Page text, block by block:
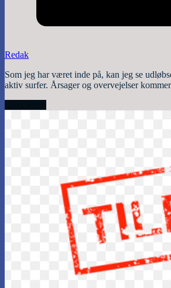
Redak
Som jeg har været inde på, kan jeg se
aktiv surfer. Årsager og overvejelser kommer